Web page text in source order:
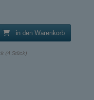
in den Warenkorb
(4 Stück)